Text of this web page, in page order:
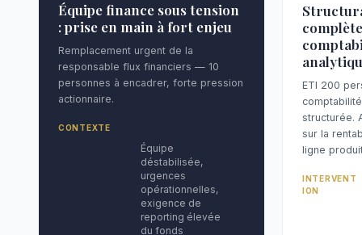
Équipe finance sous tension
: prise en main à fort enjeu
Remplacement urgent de la
responsable flux financiers — 10
personnes à encadrer, forte pression
actionnaire.
CONTEXTE
Équipe
déstabilisée,
urgences
opérationnelles,
exigence de
reporting élevée
du fonds
ETI 200
structurée.
sur la
ligne
INTERVENT
ION